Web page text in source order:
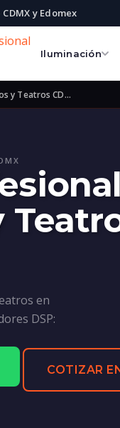
y Edomex
Iluminación
y Teatros CD…
en
DSP:
COTIZAR